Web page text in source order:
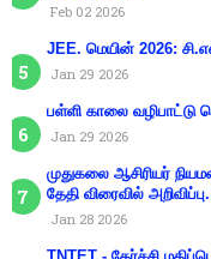
Feb 02 2026
JEE. மெயின் 2026:
Jan 29 2026
பள்ளி காலை வழிபாட்டு
Jan 29 2026
முதுகலை ஆசிரியர்
தேதி விரைவில் அறிவிப்பு.
Jan 28 2026